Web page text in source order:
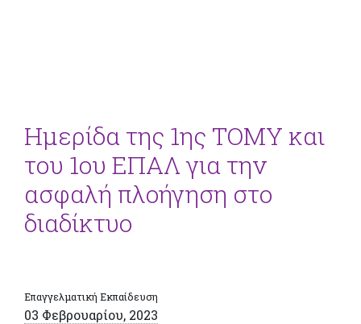
Ημερίδα της 1ης ΤΟΜΥ και
του 1ου ΕΠΑΛ για την
ασφαλή πλoήγηση στο
διαδίκτυο
Επαγγελματική Εκπαίδευση
03 Φεβρουαρίου, 2023